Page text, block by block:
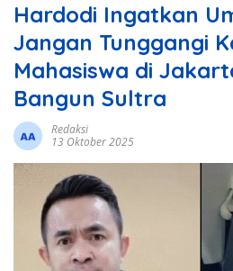
Hardodi Ingatkan
Jangan Tunggangi
Mahasiswa di
Bangun Sultra
Redaksi
13 Oktober 2025